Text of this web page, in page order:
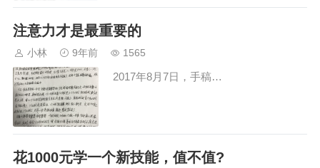
注意力才是最重要的
小林 9年前 1565
2017年8月7日，手稿…
花1000元学一个新技能，值不值?